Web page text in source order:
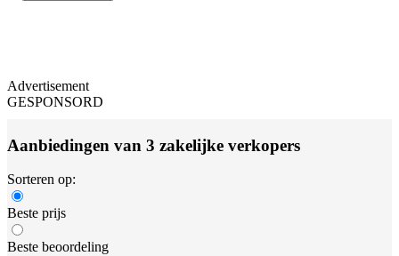
Advertisement
GESPONSORD
Aanbiedingen van 3 zakelijke verkopers
Sorteren op:
Beste prijs
Beste beoordeling